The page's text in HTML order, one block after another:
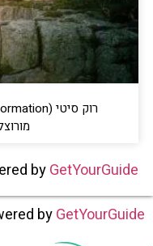
byGetYourGuide
byGetYourGuide